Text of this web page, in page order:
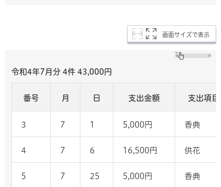
画面サイズで表示
令和4年7月分 4件 43,000円
番号 月 日 支出金額 支出項目
3 7 1 5,000円 香典
4 7 6 16,500円 供花
5 7 25 5,000円 香典